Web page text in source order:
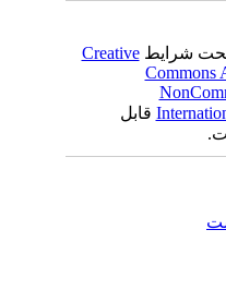
شرایطCreative
قابل